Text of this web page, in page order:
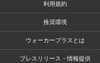
利用規約
推奨環境
ウォーカープラスとは
プレスリリース・情報提供